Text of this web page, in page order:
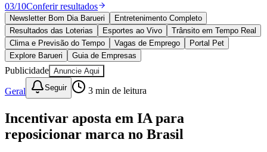
Esportes
Saúde
Segurança
Cultura
Meio Ambiente
Obras
Educação
Bairros de Barueri
Selecione sua regiãoPara notícias da sua região
03/10Conferir resultados
Newsletter Bom Dia Barueri
Entretenimento Completo
Resultados das Loterias
Esportes ao Vivo
Trânsito em Tempo Real
Clima e Previsão do Tempo
Vagas de Emprego
Portal Pet
Explore Barueri
Guia de Empresas
Publicidade Anuncie Aqui
Geral Seguir 3 min de leitura
Incentivar aposta em IA para
reposicionar marca no Brasil